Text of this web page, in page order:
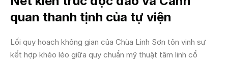
quan thanh tịnh của tự viện
Lối quy hoạch không gian của Chùa Linh Sơn tôn vinh sự
kết hợp khéo léo giữa quy chuẩn mỹ thuật tâm linh cổ